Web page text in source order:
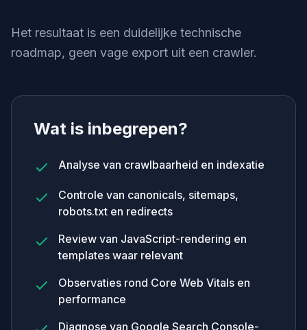
Het resultaat is een duidelijke technische
roadmap, geen vage export uit een crawler.
Wat is inbegrepen?
Analyse van crawlbaarheid en indexatie
Controle van canonicals, sitemaps,
robots.txt en redirects
Review van JavaScript-rendering en
templates waar relevant
Observaties rond Core Web Vitals en
performance
Diagnose van Google Search Console-